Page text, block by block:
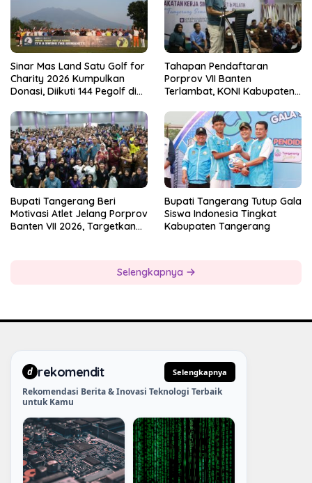
Sinar Mas Land Satu Golf for
Charity 2026 Kumpulkan
Donasi, Diikuti 144 Pegolf di
Tahapan Pendaftaran
Porprov VII Banten
Terlambat, KONI Kabupaten
Kesiapan Panitia
Bupati Tangerang Beri
Motivasi Atlet Jelang Porprov
Banten VII 2026, Targetkan
Bupati Tangerang Tutup Gala
Siswa Indonesia Tingkat
Kabupaten Tangerang
Selengkapnya
d rekomendit Selengkapnya
Rekomendasi Berita & Inovasi Teknologi Terbaik
untuk Kamu